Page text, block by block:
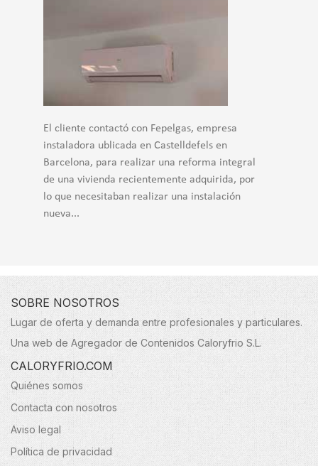
El cliente contactó con Fepelgas, empresa
instaladora ublicada en Castelldefels en
Barcelona, para realizar una reforma integral
de una vivienda recientemente adquirida, por
lo que necesitaban realizar una instalación
nueva...
SOBRE NOSOTROS
Lugar de oferta y demanda entre profesionales y particulares.
Una web de Agregador de Contenidos Caloryfrio S.L.
CALORYFRIO.COM
Quiénes somos
Contacta con nosotros
Aviso legal
Política de privacidad